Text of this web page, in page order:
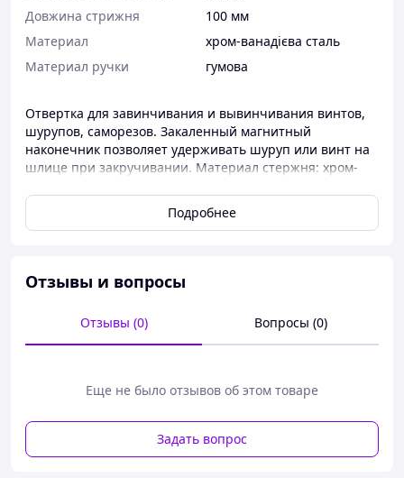
Довжина стрижня
100 мм
Материал
хром-ванадієва сталь
Материал ручки
гумова
Отвертка для завинчивания и вывинчивания винтов,
шурупов, саморезов. Закаленный магнитный
наконечник позволяет удерживать шуруп или винт на
шлице при закручивании. Материал стержня: хром-
термопластичная резина.
Подробнее
Отзывы и вопросы
Отзывы (0) Вопросы (0)
Еще не было отзывов об этом товаре
Задать вопрос